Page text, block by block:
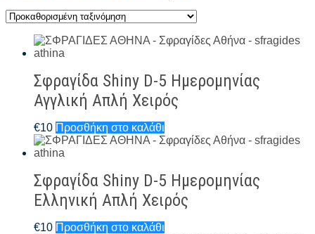
Σφραγίδα Shiny D-5 Ημερομηνίας
Αγγλική Απλή Χειρός
€10 Προσθήκη στο καλάθι
Σφραγίδα Shiny D-5 Ημερομηνίας
Ελληνική Απλή Χειρός
€10 Προσθήκη στο καλάθι